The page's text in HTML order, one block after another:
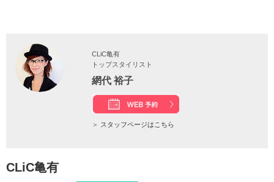
CLiC亀有
トップスタイリスト
網代 裕子
＞ スタッフページはこちら
CLiC亀有